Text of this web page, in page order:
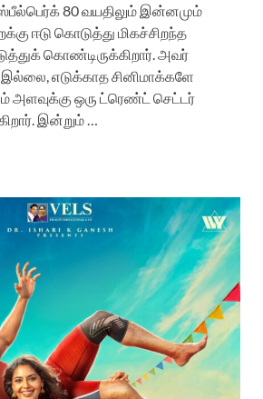
80 வயதிலும் இன்னமும்
ஈடு கொடுத்து மிகச்சிறந்த
கொண்டிருக்கிறார். அவர்
எடுக்காத சினிமாக்களே
ஒரு ட்ரெண்ட் செட்டர்
இன்றும் …